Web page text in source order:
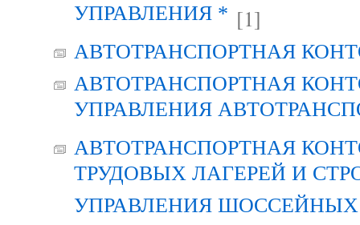
УПРАВЛЕНИЯ * [1]
АВТОТРАНСПОРТНАЯ
АВТОТРАНСПОРТНАЯ
УПРАВЛЕНИЯ
АВТОТРАНСПОРТНАЯ
ТРУДОВЫХ ЛАГЕРЕЙ И
УПРАВЛЕНИЯ